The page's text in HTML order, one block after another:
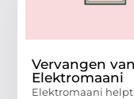
Vervangen
Elektromaani
Elektromaani